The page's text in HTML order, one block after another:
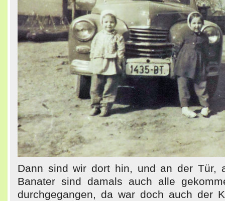
Dann sind wir dort hin, und an der Tür,
Banater sind damals auch alle
durchgegangen, da war doch auch der